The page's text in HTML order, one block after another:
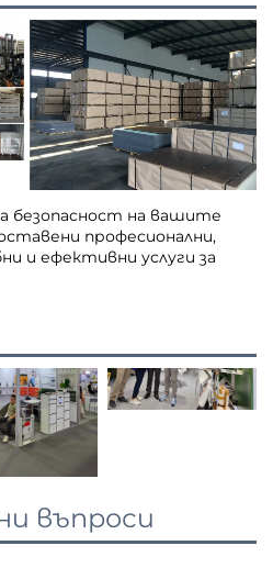
безопасност на вашите
професионални,
и ефективни услуги за
въпроси